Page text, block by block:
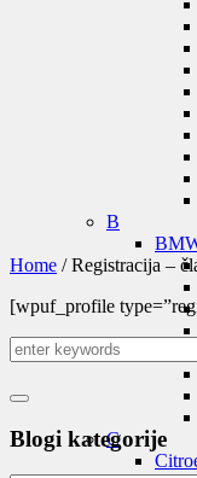
B
C
Home /Registracija –
[wpuf_profile
Blogi kategorije